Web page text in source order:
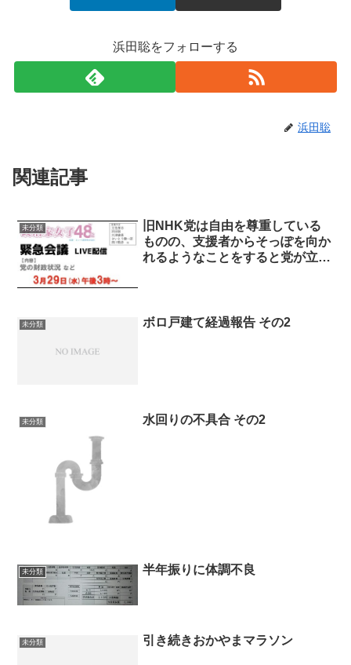
浜田聡をフォローする
浜田聡
関連記事
未分類
旧NHK党は自由を尊重している
ものの、支援者からそっぽを向か
れるようなことをすると党が立ち
未分類 ボロ戸建て経過報告 その2
未分類 水回りの不具合 その2
未分類 半年振りに体調不良
未分類 引き続きおかやまマラソン